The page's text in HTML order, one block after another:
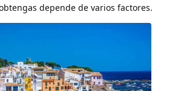
depende de varios factores.